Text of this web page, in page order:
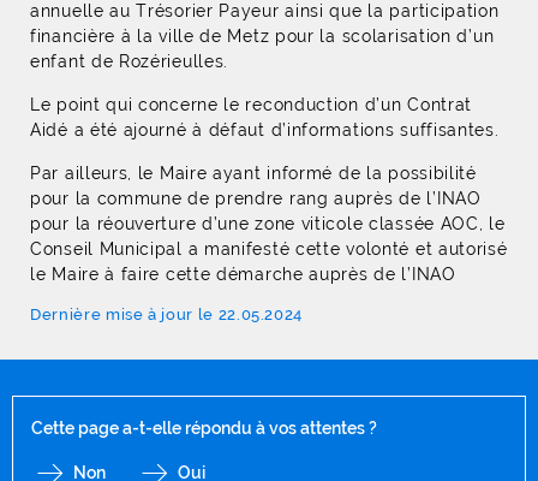
annuelle au Trésorier Payeur ainsi que la participation
financière à la ville de Metz pour la scolarisation d’un
enfant de Rozérieulles.
Le point qui concerne le reconduction d’un Contrat
Aidé a été ajourné à défaut d’informations suffisantes.
Par ailleurs, le Maire ayant informé de la possibilité
pour la commune de prendre rang auprès de l’INAO
pour la réouverture d’une zone viticole classée AOC, le
Conseil Municipal a manifesté cette volonté et autorisé
le Maire à faire cette démarche auprès de l’INAO
Dernière mise à jour le 22.05.2024
Cette page a-t-elle répondu à vos attentes ?
Non Oui